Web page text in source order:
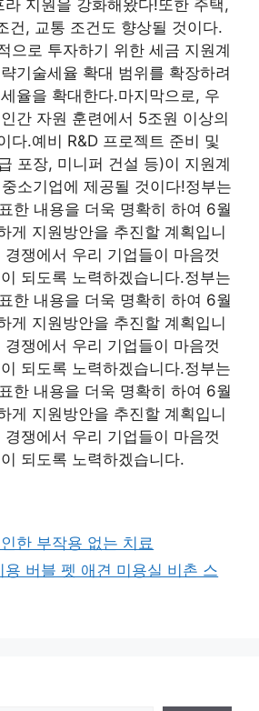
라 지원을 강화해왔다!또한 주택,
건, 교통 조건도 향상될 것이다.
으로 투자하기 위한 세금 지원계
기술세율 확대 범위를 확장하려
율을 확대한다.마지막으로, 우
간 자원 훈련에서 5조원 이상의
다.예비 R&D 프로젝트 준비 및
포장, 미니퍼 건설 등)이 지원계
소기업에 제공될 것이다!정부는
한 내용을 더욱 명확히 하여 6월
게 지원방안을 추진할 계획입니
쟁에서 우리 기업들이 마음껏
되도록 노력하겠습니다.정부는
한 내용을 더욱 명확히 하여 6월
게 지원방안을 추진할 계획입니
쟁에서 우리 기업들이 마음껏
되도록 노력하겠습니다.정부는
한 내용을 더욱 명확히 하여 6월
게 지원방안을 추진할 계획입니
쟁에서 우리 기업들이 마음껏
되도록 노력하겠습니다.
한 부작용 없는 치료
용 버블 펫 애견 미용실 비촌 스